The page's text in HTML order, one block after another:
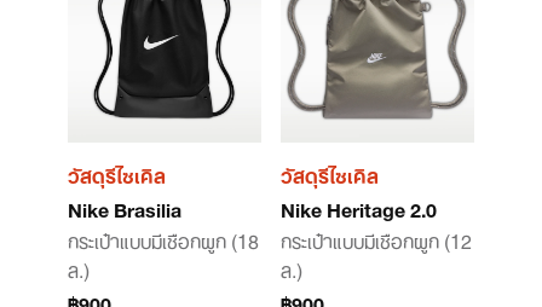
วัสดุรีไซเคิล
Nike Brasilia
กระเป๋าแบบมีเชือกผูก (18
ล.)
วัสดุรีไซเคิล
Nike Heritage 2.0
กระเป๋าแบบมีเชือกผูก (12
ล.)